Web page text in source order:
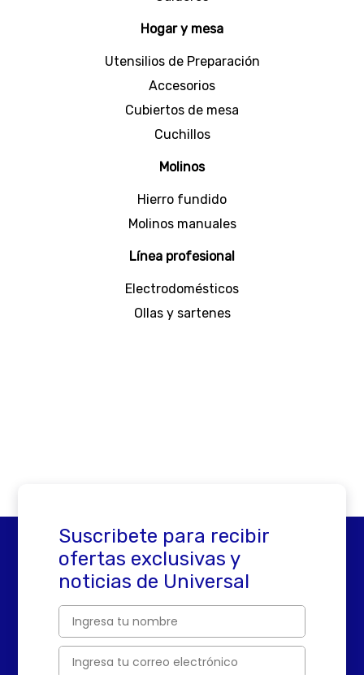
Hogar y mesa
Utensilios de Preparación
Accesorios
Cubiertos de mesa
Cuchillos
Molinos
Hierro fundido
Molinos manuales
Línea profesional
Electrodomésticos
Ollas y sartenes
Suscribete para recibir
ofertas exclusivas y
noticias de Universal